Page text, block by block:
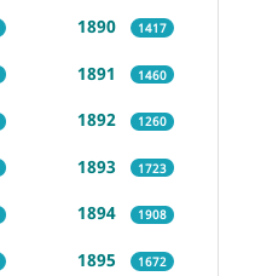
1890 1417
1891 1460
1892 1260
1893 1723
1894 1908
1895 1672